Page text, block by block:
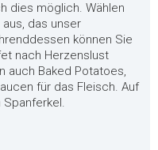
dies möglich. Wählen
das unser
können Sie
nach Herzenslust
auch Baked Potatoes,
für das Fleisch. Auf
Spanferkel.